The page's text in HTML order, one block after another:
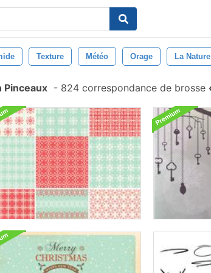
Texture Météo Orage La Nature
Pinceaux - 824 correspondance de brosse